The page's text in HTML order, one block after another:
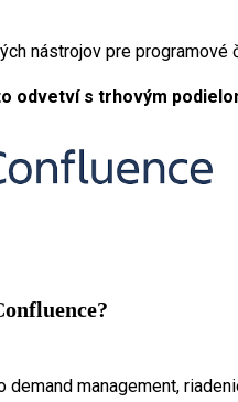
nástrojov pre programové
odvetví s trhovým
demand management,